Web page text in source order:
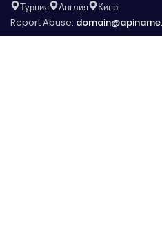
Турция Англия
Кипр
Report Abuse: